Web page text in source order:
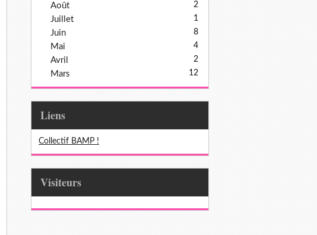
Août 2
Juillet 1
Juin 8
Mai 4
Avril 2
Mars 12
Liens
Collectif BAMP !
Visiteurs